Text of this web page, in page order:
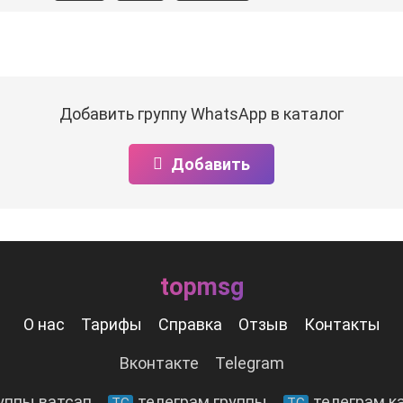
Добавить группу WhatsApp в каталог
Добавить
topmsg
О нас Тарифы Справка Отзыв Контакты
Вконтакте Telegram